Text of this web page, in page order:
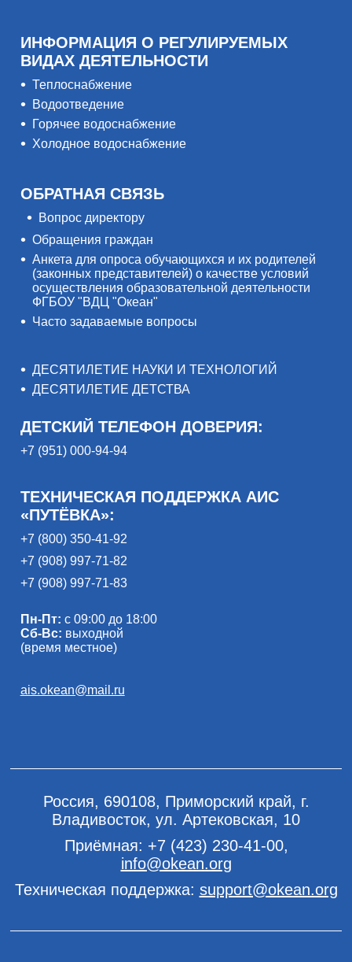
ИНФОРМАЦИЯ О РЕГУЛИРУЕМЫХ
ВИДАХ ДЕЯТЕЛЬНОСТИ
Теплоснабжение
Водоотведение
Горячее водоснабжение
Холодное водоснабжение
ОБРАТНАЯ СВЯЗЬ
Вопрос директору
Обращения граждан
Анкета для опроса обучающихся и их родителей
(законных представителей) о качестве условий
осуществления образовательной деятельности
ФГБОУ "ВДЦ "Океан"
Часто задаваемые вопросы
ДЕСЯТИЛЕТИЕ НАУКИ И ТЕХНОЛОГИЙ
ДЕСЯТИЛЕТИЕ ДЕТСТВА
ДЕТСКИЙ ТЕЛЕФОН ДОВЕРИЯ:
+7 (951) 000-94-94
ТЕХНИЧЕСКАЯ ПОДДЕРЖКА АИС
«ПУТЁВКА»:
+7 (800) 350-41-92
+7 (908) 997-71-82
+7 (908) 997-71-83
Пн-Пт: с 09:00 до 18:00
Сб-Вс: выходной
(время местное)
ais.okean@mail.ru
Россия, 690108, Приморский край, г.
Владивосток, ул. Артековская, 10
Приёмная: +7 (423) 230-41-00,
info@okean.org
Техническая поддержка: support@okean.org